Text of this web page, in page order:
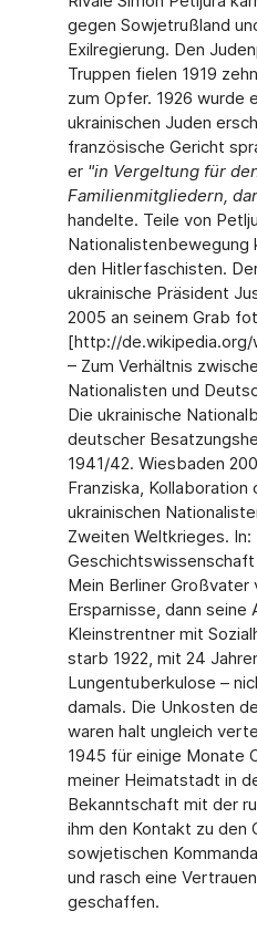
gegen Sowjetrußland
Exilregierung. Den
Truppen fielen 1919
zum Opfer. 1926 wurde
ukrainischen Juden
französische Gericht
er "in Vergeltung für
Familienmitgliedern,
handelte. Teile von
Nationalistenbewegung
den Hitlerfaschisten.
ukrainische Präsident
2005 an seinem Grab
[http://de.wikipedia.org/
– Zum Verhältnis
Nationalisten und
Die ukrainische
deutscher
1941/42. Wiesbaden
Franziska,
ukrainischen
Zweiten Weltkrieges.
Mein Berliner Großvater
Ersparnisse, dann seine
Kleinstrentner mit
starb 1922, mit 24
Lungentuberkulose –
damals. Die Unkosten
waren halt ungleich
1945 für einige Monate
meiner Heimatstadt in
Bekanntschaft mit der
ihm den Kontakt zu den
sowjetischen
und rasch eine
geschaffen.